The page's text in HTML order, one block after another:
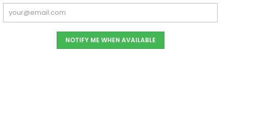
NOTIFY ME WHEN AVAILABLE